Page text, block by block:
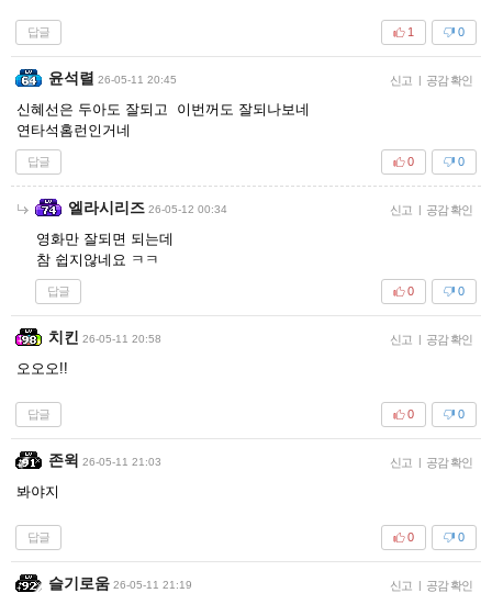
답글 0
1
윤석렬 26-05-11 20:45 신고 | 공감 확인
신혜선은 두아도 잘되고 이번꺼도 잘되나보네
연타석홈런인거네
답글 0
0
엘라시리즈 26-05-12 00:34 신고 | 공감 확인
영화만 잘되면 되는데
참 쉽지않네요 ㅋㅋ
답글 0
0
치킨 26-05-11 20:58 신고 | 공감 확인
오오오!!
답글 0
0
존윅 26-05-11 21:03 신고 | 공감 확인
봐야지
답글 0
0
슬기로움 26-05-11 21:19 신고 | 공감 확인